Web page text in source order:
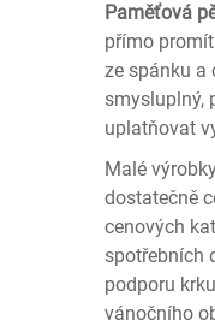
Paměťová
přímo
ze spánku a
smysluplný,
uplatňovat
Malé
dostatečně
cenových
spotřebních
podporu
vánočního